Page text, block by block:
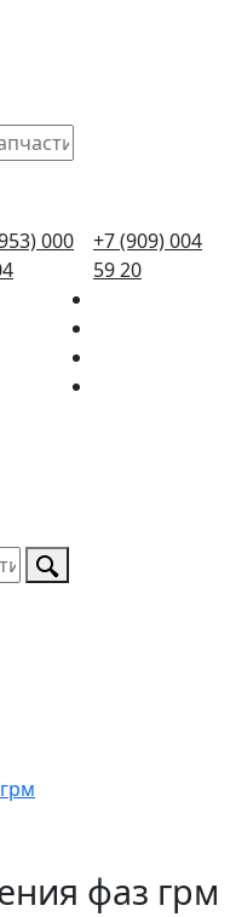
000
+7 (909) 004
59 20
фаз грм